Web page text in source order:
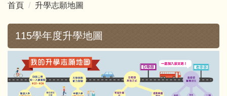
首頁 升學志願地圖
115學年度升學地圖